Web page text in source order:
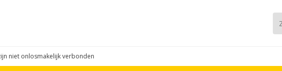
niet onlosmakelijk verbonden